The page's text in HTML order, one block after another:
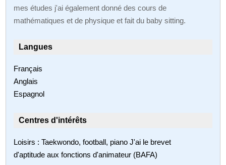
mes études j'ai également donné des cours de
mathématiques et de physique et fait du baby sitting.
Langues
Français
Anglais
Espagnol
Centres d'intérêts
Loisirs : Taekwondo, football, piano J'ai le brevet
d'aptitude aux fonctions d'animateur (BAFA)